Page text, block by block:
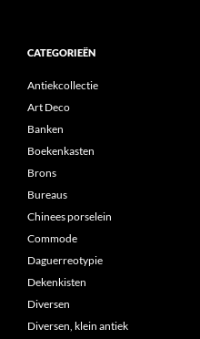
CATEGORIEËN
Antiekcollectie
Art Deco
Banken
Boekenkasten
Brons
Bureaus
Chinees porselein
Commode
Daguerreotypie
Dekenkisten
Diversen
Diversen, klein antiek